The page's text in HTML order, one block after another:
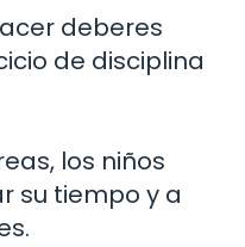
deberes
de disciplina
los niños
su tiempo y a